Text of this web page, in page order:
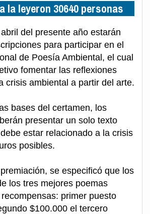
la leyeron 30640 personas
del presente año estarán
para participar en el
de Poesía Ambiental, el cual
fomentar las reflexiones
crisis ambiental a partir del arte.
bases del certamen, los
presentar un solo texto
estar relacionado a la crisis
posibles.
se especificó que los
los tres mejores poemas
primer puesto
$100.000 el tercero